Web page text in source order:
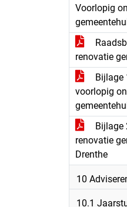
Voorlopig
renovatie
Bijlage
voorlopig
Bijlage
renovatie
Drenthe
10
10.1